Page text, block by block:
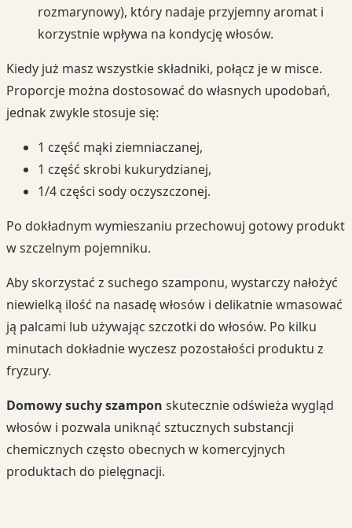
rozmarynowy), który nadaje przyjemny aromat i
korzystnie wpływa na kondycję włosów.
Kiedy już masz wszystkie składniki, połącz je w misce.
Proporcje można dostosować do własnych upodobań,
jednak zwykle stosuje się:
1 część mąki ziemniaczanej,
1 część skrobi kukurydzianej,
1/4 części sody oczyszczonej.
Po dokładnym wymieszaniu przechowuj gotowy produkt
w szczelnym pojemniku.
Aby skorzystać z suchego szamponu, wystarczy nałożyć
niewielką ilość na nasadę włosów i delikatnie wmasować
ją palcami lub używając szczotki do włosów. Po kilku
minutach dokładnie wyczesz pozostałości produktu z
fryzury.
Domowy suchy szampon skutecznie odświeża wygląd
włosów i pozwala uniknąć sztucznych substancji
chemicznych często obecnych w komercyjnych
produktach do pielęgnacji.